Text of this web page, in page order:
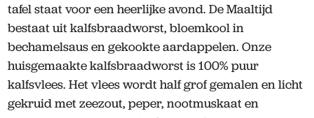
tafel staat voor een heerlijke avond. De Maaltijd
bestaat uit kalfsbraadworst, bloemkool in
bechamelsaus en gekookte aardappelen. Onze
huisgemaakte kalfsbraadworst is 100% puur
kalfsvlees. Het vlees wordt half grof gemalen en licht
gekruid met zeezout, peper, nootmuskaat en